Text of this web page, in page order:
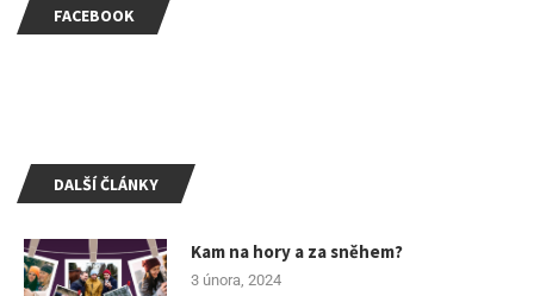
DALŠÍ ČLÁNKY
Kam na hory a za sněhem?
3 února, 2024
FACEBOOK